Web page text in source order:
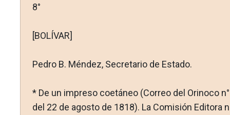
8°
[BOLÍVAR]
Pedro B. Méndez, Secretario de Estado.
* De un impreso coetáneo (Correo del Orinoco
del 22 de agosto de 1818). La Comisión Editora